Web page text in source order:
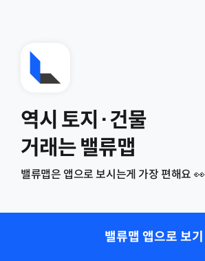
역시 토지·건물
거래는 밸류맵
밸류맵은 앱으로 보시는게 가장 편해요 👀
밸류맵 앱으로 보기